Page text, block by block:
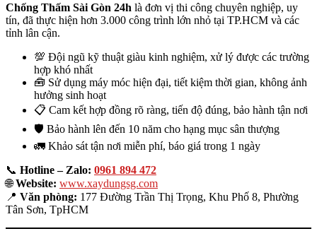
Chống Thấm Sài Gòn 24h là đơn vị thi công chuyên nghiệp, uy
tín, đã thực hiện hơn 3.000 công trình lớn nhỏ tại TP.HCM và các
tỉnh lân cận.
💯 Đội ngũ kỹ thuật giàu kinh nghiệm, xử lý được các trường
hợp khó nhất
🧰 Sử dụng máy móc hiện đại, tiết kiệm thời gian, không ảnh
hưởng sinh hoạt
📋 Cam kết hợp đồng rõ ràng, tiến độ đúng, bảo hành tận nơi
🛡️ Bảo hành lên đến 10 năm cho hạng mục sân thượng
🚛 Khảo sát tận nơi miễn phí, báo giá trong 1 ngày
📞 Hotline – Zalo: 0961 894 472
🌐Website: www.xaydungsg.com
📍 Văn phòng: 177 Đường Trần Thị Trọng, Khu Phố 8, Phường
Tân Sơn, TpHCM